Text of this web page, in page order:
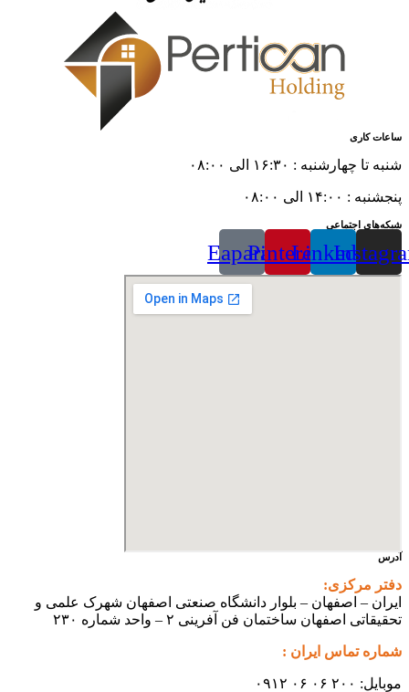
ساعات کاری
شنبه تا چهارشنبه : ۱۶:۳۰ الی ۰۸:۰۰
پنجشنبه : ۱۴:۰۰ الی ۰۸:۰۰
شبکه‌های اجتماعی
Linkedin
Pinterest
Eaparat
آدرس
دفتر مرکزی:
ایران – اصفهان – بلوار دانشگاه صنعتی اصفهان شهرک علمی و
تحقیقاتی اصفهان ساختمان فن آفرینی ۲ – واحد شماره ۲۳۰
شماره تماس ایران :
موبایل: ۲۰۰ ۰۶ ۰۶ ۰۹۱۲